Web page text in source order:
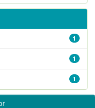
1
1
1